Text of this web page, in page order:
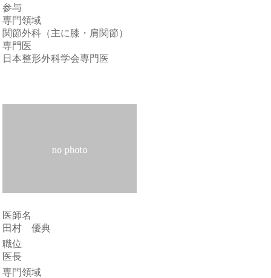
参与
専門領域
関節外科（主に膝・肩関節）
専門医
日本整形外科学会専門医
医師名
田村 優典
職位
医長
専門領域